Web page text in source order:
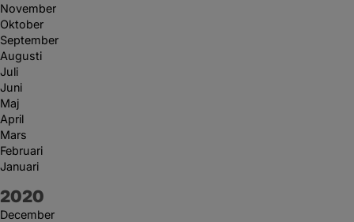
November
Oktober
September
Augusti
Juli
Juni
Maj
April
Mars
Februari
Januari
År:
2020
December